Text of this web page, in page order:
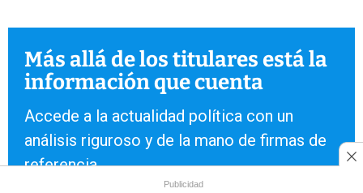
Más allá de los titulares está la
información que cuenta
Accede a la actualidad política con un
análisis riguroso y de la mano de firmas de
referencia.
Publicidad